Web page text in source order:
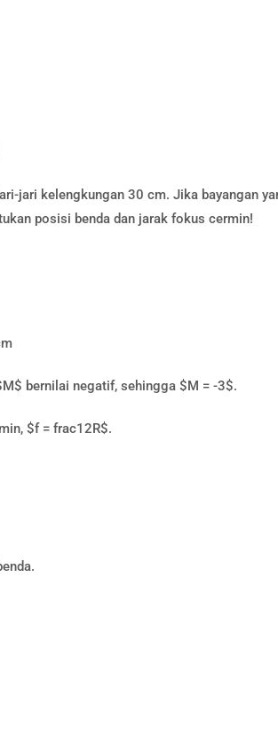
jari kelengkungan 30 cm. Jika bayangan
posisi benda dan jarak fokus cermin!
bernilai negatif, sehingga $M = -3$.
$f = frac12R$.